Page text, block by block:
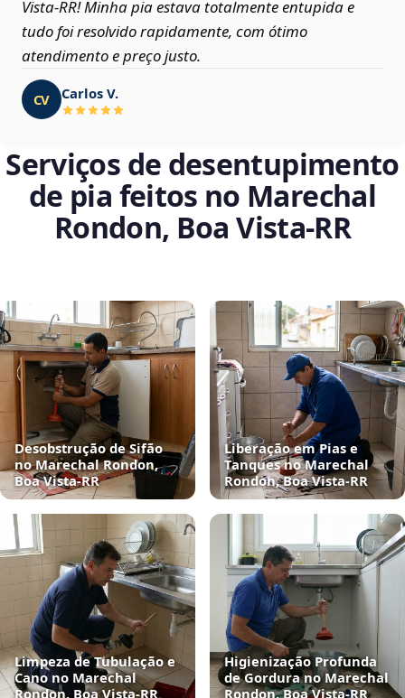
Vista‑RR! Minha pia estava totalmente entupida e
tudo foi resolvido rapidamente, com ótimo
atendimento e preço justo.
CV Carlos V.
Serviços de desentupimento
de pia feitos no Marechal
Rondon, Boa Vista‑RR
Desobstrução de Sifão
no Marechal Rondon,
Boa Vista‑RR
Liberação em Pias e
Tanques no Marechal
Rondon, Boa Vista‑RR
Limpeza de Tubulação e
Cano no Marechal
Rondon, Boa Vista‑RR
Higienização Profunda
de Gordura no Marechal
Rondon, Boa Vista‑RR